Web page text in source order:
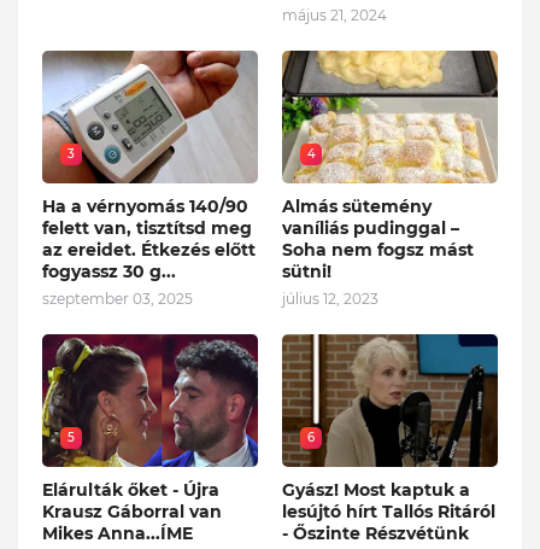
május 21, 2024
3
Ha a vérnyomás 140/90
felett van, tisztítsd meg
az ereidet. Étkezés előtt
fogyassz 30 g...
szeptember 03, 2025
4
Almás sütemény
vaníliás pudinggal –
Soha nem fogsz mást
sütni!
július 12, 2023
5
Elárulták őket - Újra
Krausz Gáborral van
Mikes Anna...ÍME
6
Gyász! Most kaptuk a
lesújtó hírt Tallós Ritáról
- Őszinte Részvétünk